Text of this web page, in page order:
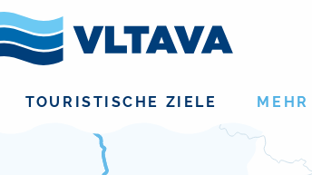
TOURISTISCHE ZIELE MEHR
nad Vltavou